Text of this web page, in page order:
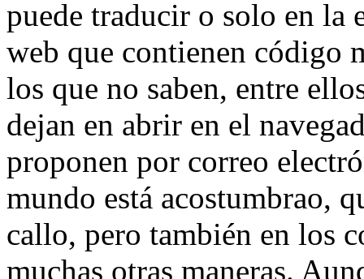
puede traducir o solo en la
web que contienen código
los que no saben, entre
dejan en abrir en el
proponen por correo
mundo está acostumbrao,
callo, pero también en los
muchas otras maneras.